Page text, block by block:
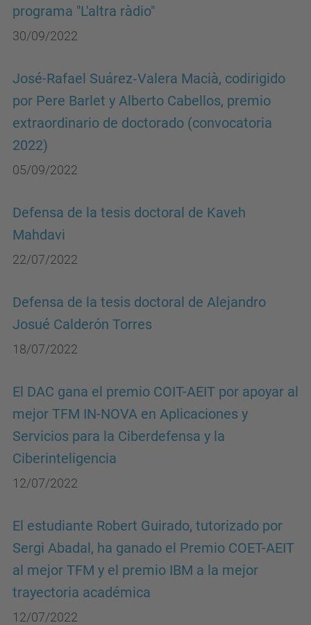
programa "L'altra ràdio"
30/09/2022
José-Rafael Suárez‐Valera Macià, codirigido
por Pere Barlet y Alberto Cabellos, premio
extraordinario de doctorado (convocatoria
2022)
05/09/2022
Defensa de la tesis doctoral de Kaveh
Mahdavi
22/07/2022
Defensa de la tesis doctoral de Alejandro
Josué Calderón Torres
18/07/2022
El DAC gana el premio COIT-AEIT por apoyar al
mejor TFM IN-NOVA en Aplicaciones y
Servicios para la Ciberdefensa y la
Ciberinteligencia
12/07/2022
El estudiante Robert Guirado, tutorizado por
Sergi Abadal, ha ganado el Premio COET-AEIT
al mejor TFM y el premio IBM a la mejor
trayectoria académica
12/07/2022